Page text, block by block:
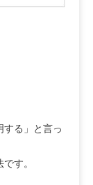
る」と言っ
す。